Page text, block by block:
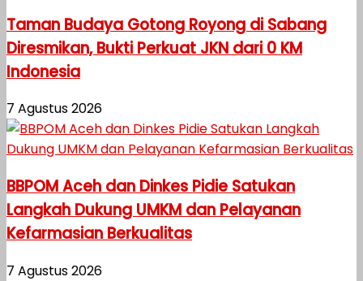
Taman Budaya Gotong Royong di Sabang
Diresmikan, Bukti Perkuat JKN dari 0 KM
Indonesia
7 Agustus 2026
BBPOM Aceh dan Dinkes Pidie Satukan
Langkah Dukung UMKM dan Pelayanan
Kefarmasian Berkualitas
7 Agustus 2026